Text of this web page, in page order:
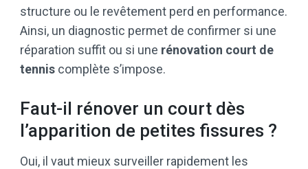
structure ou le revêtement perd en performance.
Ainsi, un diagnostic permet de confirmer si une
réparation suffit ou si une rénovation court de
tennis complète s’impose.
Faut-il rénover un court dès
l’apparition de petites fissures ?
Oui, il vaut mieux surveiller rapidement les